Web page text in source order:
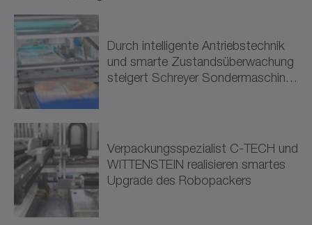
Branche auswählen
Maschinenbau (9)
Werkzeugmaschinen (3)
Verpackung (5)
Verarbeitung (1)
Energie (1)
Branche auswählen
Durch intelligente Antriebstechnik
und smarte Zustandsüberwachung
steigert Schreyer Sondermaschinen
Verpackungsspezialist C-TECH und
WITTENSTEIN realisieren smartes
Upgrade des Robopackers